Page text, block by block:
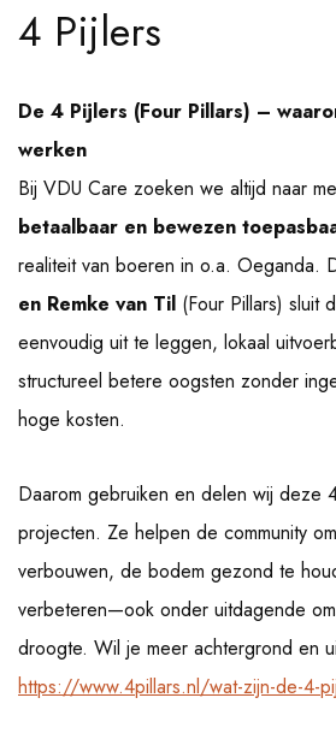
4 Pijlers
De 4 Pijlers (Four Pillars) –
werken
Bij VDU Care zoeken we altijd naar
betaalbaar en bewezen
realiteit van boeren in o.a. Oeganda.
en Remke van Til (Four Pillars) sluit
eenvoudig uit te leggen, lokaal
structureel betere oogsten zonder
hoge kosten.
Daarom gebruiken en delen wij deze
projecten. Ze helpen de community
verbouwen, de bodem gezond te
verbeteren—ook onder uitdagende
droogte. Wil je meer achtergrond en
https://www.4pillars.nl/wat-zijn-de-4-